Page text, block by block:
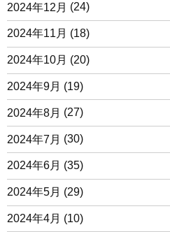
2024年12月 (24)
2024年11月 (18)
2024年10月 (20)
2024年9月 (19)
2024年8月 (27)
2024年7月 (30)
2024年6月 (35)
2024年5月 (29)
2024年4月 (10)